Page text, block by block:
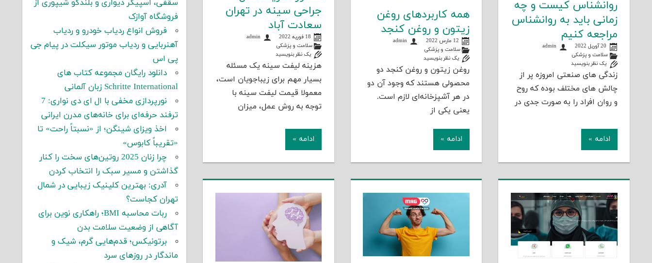
روانشناس کیست و چه
زمانی باید به روانشناس
مراجعه کنیم
20 آوریل 2022
admin
سلامت و پزشکی
یک نظر بنویسید
زندگی های صنعتی امروزه پر از
چالش های مختلف بوده که روح
و روان افراد را به صورت جدی در
ادامه »
همه کاربردهای روغن
زیتون و روغن کنجد
12 مارس 2022
admin
سلامت و پزشکی
یک نظر بنویسید
روغن زیتون و روغن کنجد دو
محصولی هستند که وجود آن دو
در هر آشپزخانه‌ای لازم است.
یعنی یکی از
ادامه »
جراحی سینه در تهران
سعادت آباد
18 فوریه 2022
admin
سلامت و پزشکی
یک نظر بنویسید
هزینه لیفت سینه یک مسئله
بسیار مهم برای زیباجویان است،
معمولا قیمت لیفت سینه با
توجه به روش عمل، میزان
ادامه »
سقفی، اسپیکر دیواری و بلندگو شیپوری از
فروشگاه آوازک
فروش انواع ردیاب خودرو و ردیاب
آهنربایی و ردیاب موتور سیکلت در پیام جی
پی اس
دانلود رایگان مجموعه کتاب های
Schritte International زبان آلمانی
نورپردازی مخفی با ال ای دی نواری: 7
ترفند حرفه‌ای برای خانه‌های مدرن ایرانی
اخذ ویزای شینگن؛ از «نسبتاً راحت» تا
«تقریباً کابوس»
چرا زنان 2025 روتین‌های سخت را کنار
گذاشتن و مسیر سبک را انتخاب کردن
آدری: بهترین کلینیک زیبایی در شمال
تهران کجاست؟
ربات محاسبه BMI؛ راهکاری نوین برای
آگاهی از وضعیت سلامت بدن
برتونیکس؛ قدم‌هایی گرم، شیک و
ماندگار در روزهای سرد